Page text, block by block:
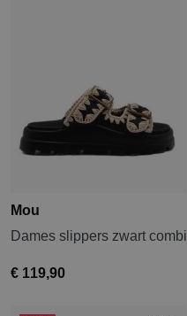
Mou
Dames slippers zwart combi
€ 119,90